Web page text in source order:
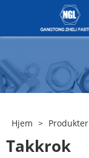
Hjem > Produkter
Takkrok